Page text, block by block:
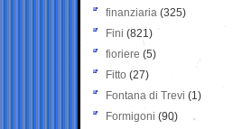
finanziaria (325)
Fini (821)
fioriere (5)
Fitto (27)
Fontana di Trevi (1)
Formigoni (90)